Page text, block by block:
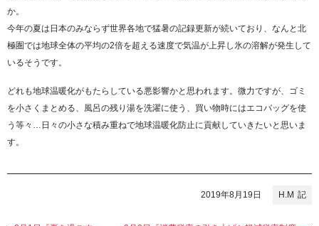
か。
今年の夏は日本のみならず世界各地で猛暑の記録更新が続いており、なんと北
極圏では地球全体の平均の2倍を超える速度で気温が上昇し氷の溶解が発生して
いるそうです。
どれも地球温暖化がもたらしている悪影響かと思われます。微力ですが、ゴミ
を小さくまとめる、風呂の残り湯を洗濯に使う、買い物時にはエコバッグを使
う等々…日々の小さな積み重ねで地球温暖化防止に貢献していきたいと思いま
す。
H.M
2019年8月19日